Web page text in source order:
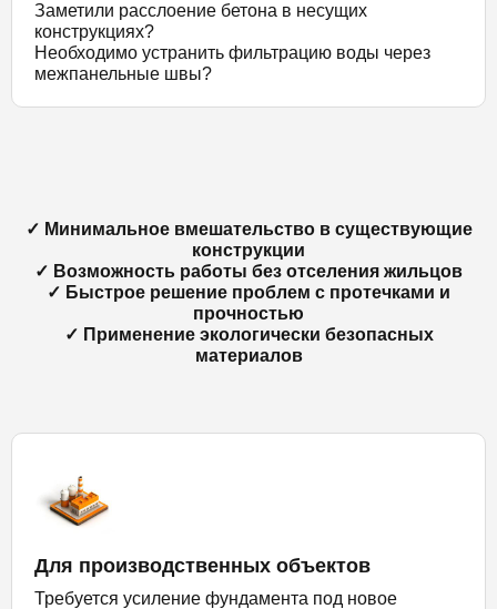
Заметили расслоение бетона в несущих
конструкциях?
Необходимо устранить фильтрацию воды через
межпанельные швы?
✓ Минимальное вмешательство в существующие
конструкции
✓ Возможность работы без отселения жильцов
✓ Быстрое решение проблем с протечками и
прочностью
✓ Применение экологически безопасных
материалов
Для производственных объектов
Требуется усиление фундамента под новое